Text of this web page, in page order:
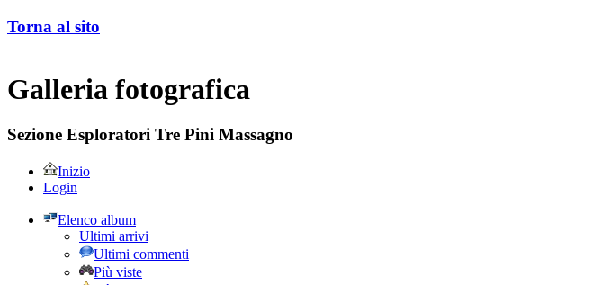
Torna al sito
Galleria fotografica
Sezione Esploratori Tre Pini Massagno
Inizio
Login
Elenco album
Ultimi arrivi
Ultimi commenti
Più viste